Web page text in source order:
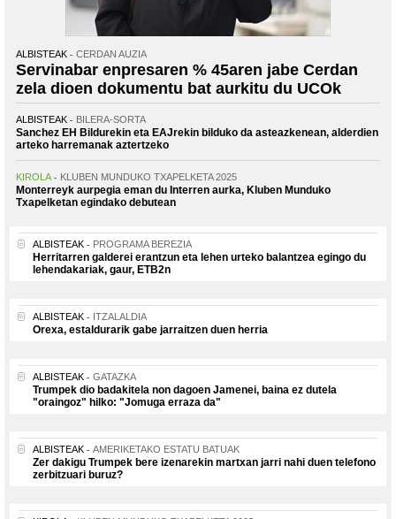
ALBISTEAK CERDAN AUZIA
Servinabar enpresaren % 45aren jabe Cerdan
zela dioen dokumentu bat aurkitu du UCOk
ALBISTEAK BILERA-SORTA
Sanchez EH Bildurekin eta EAJrekin bilduko da asteazkenean, alderdien
arteko harremanak aztertzeko
KIROLA KLUBEN MUNDUKO TXAPELKETA 2025
Monterreyk aurpegia eman du Interren aurka, Kluben Munduko
Txapelketan egindako debutean
ALBISTEAK PROGRAMA BEREZIA
Herritarren galderei erantzun eta lehen urteko balantzea egingo du
lehendakariak, gaur, ETB2n
ALBISTEAK ITZALALDIA
Orexa, estaldurarik gabe jarraitzen duen herria
ALBISTEAK GATAZKA
Trumpek dio badakitela non dagoen Jamenei, baina ez dutela
"oraingoz" hilko: "Jomuga erraza da"
ALBISTEAK AMERIKETAKO ESTATU BATUAK
Zer dakigu Trumpek bere izenarekin martxan jarri nahi duen telefono
zerbitzuari buruz?